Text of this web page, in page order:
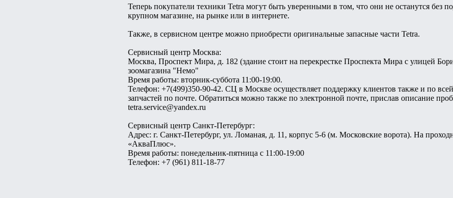
Теперь покупатели техники Tetra могут быть уверенными в том, что они не останутся без
крупном магазине, на рынке или в интернете.
Также, в сервисном центре можно приобрести оригинальные запасные части Tetra.
Сервисный центр Москва:
Москва, Проспект Мира, д. 182 (здание стоит на перекрестке Проспекта Мира с улицей
зоомагазина "Немо"
Время работы: вторник-суббота 11:00-19:00.
Телефон: +7(499)350-90-42. СЦ в Москве осуществляет поддержку клиентов также и по
запчастей по почте. Обратиться можно также по электронной почте, прислав описание
tetra.service@yandex.ru
Сервисный центр Санкт-Петербург:
Адрес: г. Санкт-Петербург, ул. Ломаная, д. 11, корпус 5-6 (м. Московские ворота). На
«АкваПлюс».
Время работы: понедельник-пятница с 11:00-19:00
Телефон: +7 (961) 811-18-77